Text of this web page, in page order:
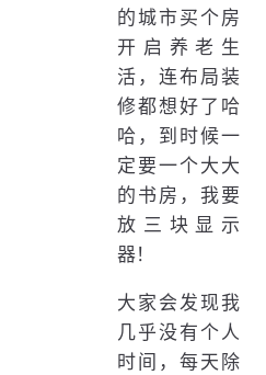
的城市买个房
开启养老生
活，连布局装
修都想好了哈
哈，到时候一
定要一个大大
的书房，我要
放三块显示
器！
大家会发现我
几乎没有个人
时间，每天除